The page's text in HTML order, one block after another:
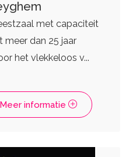
met capaciteit
meer dan 25 jaar
het vlekkeloos v...
Meer informatie